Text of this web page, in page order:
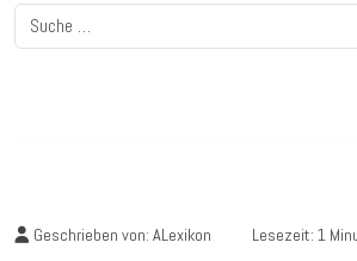
Geschrieben von: ALexikon
Lesezeit: 1